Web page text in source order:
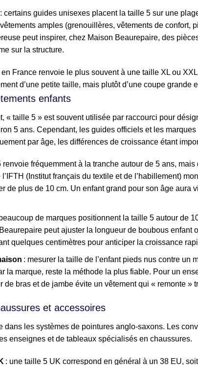
certains guides unisexes placent la taille 5 sur une
amples (grenouillères, vêtements de confort,
peut inspirer, chez Maison Beaurepaire, des
sur la structure.
France renvoie le plus souvent à une taille XL ou
d’une petite taille, mais plutôt d’une coupe grande
enfants
« taille 5 » est souvent utilisée par raccourci pour
5 ans. Cependant, les guides officiels et les
par âge, les différences de croissance étant
fréquemment à la tranche autour de 5 ans, mais
(Institut français du textile et de l’habillement)
de plus de 10 cm. Un enfant grand pour son âge aura
de marques positionnent la taille 5 autour de
peut ajuster la longueur de boubous enfant
quelques centimètres pour anticiper la croissance
: mesurer la taille de l’enfant pieds nus contre un
la marque, reste la méthode la plus fiable. Pour un
de bras et de jambe évite un vêtement qui « remonte »
et accessoires
dans les systèmes de pointures anglo-saxons. Les
enseignes et de tableaux spécialisés en chaussures.
: une taille 5 UK correspond en général à un 38 EU,